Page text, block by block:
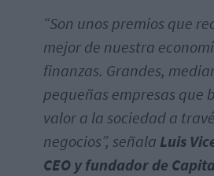
“Son unos premios que
mejor de nuestra
finanzas. Grandes,
pequeñas empresas que
valor a la sociedad a
negocios”, señala Luis
CEO y fundador de